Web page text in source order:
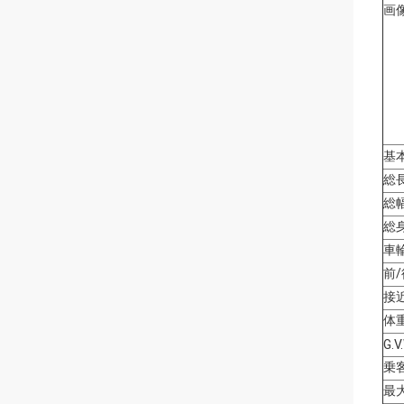
画
基
総
総
総
車
前/
接
体
乗
最